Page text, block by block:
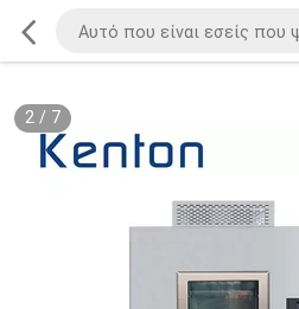
2/ 7